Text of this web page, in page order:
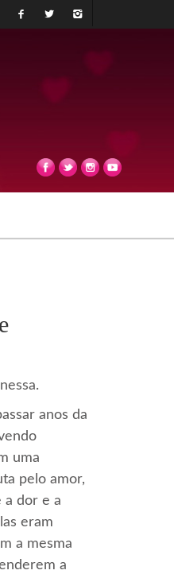
anos da
uma
pelo amor,
a dor e a
eram
a mesma
a